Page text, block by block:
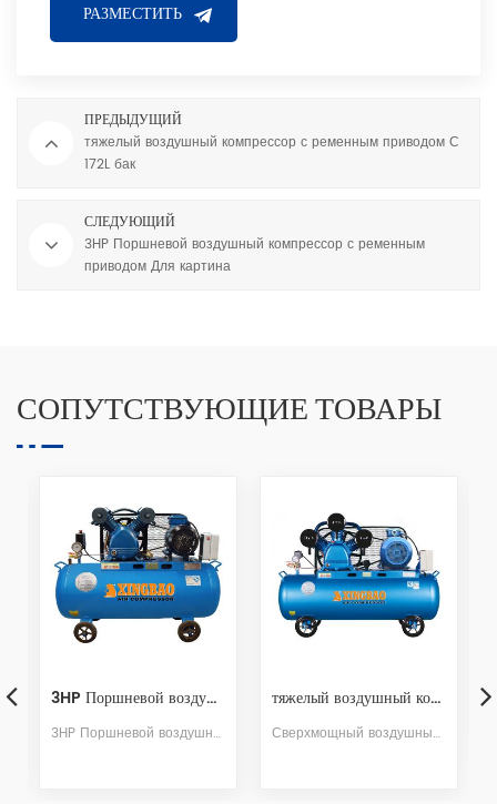
ПРЕДЫДУЩИЙ
тяжелый воздушный компрессор с ременным приводом С
172L бак
СЛЕДУЮЩИЙ
3HP Поршневой воздушный компрессор с ременным
приводом Для картина
СОПУТСТВУЮЩИЕ ТОВАРЫ
тяжелый воздушный компрессор с ременным приводом С 172L бак
Сверхмощный воздушный компрессор с ременным приводом имеет большой объем воздуха и высокое давление, подходит для заводов, систем автоматизации, технического обслуживания автомобилей, окраски, отделки и других отраслей промышленности.
The HS1208 is a single-stage compression belt-driven air compressor with air-cooling system; it features a 1.1 kW power rating, a 40 L air storage tank, and an exhaust capacity of 0.12 m³/min. With its compact design and high mobility, this unit is an ideal air source for small auto repair shops, painting facilities, woodworking workshops, and home-based small-scale operations.